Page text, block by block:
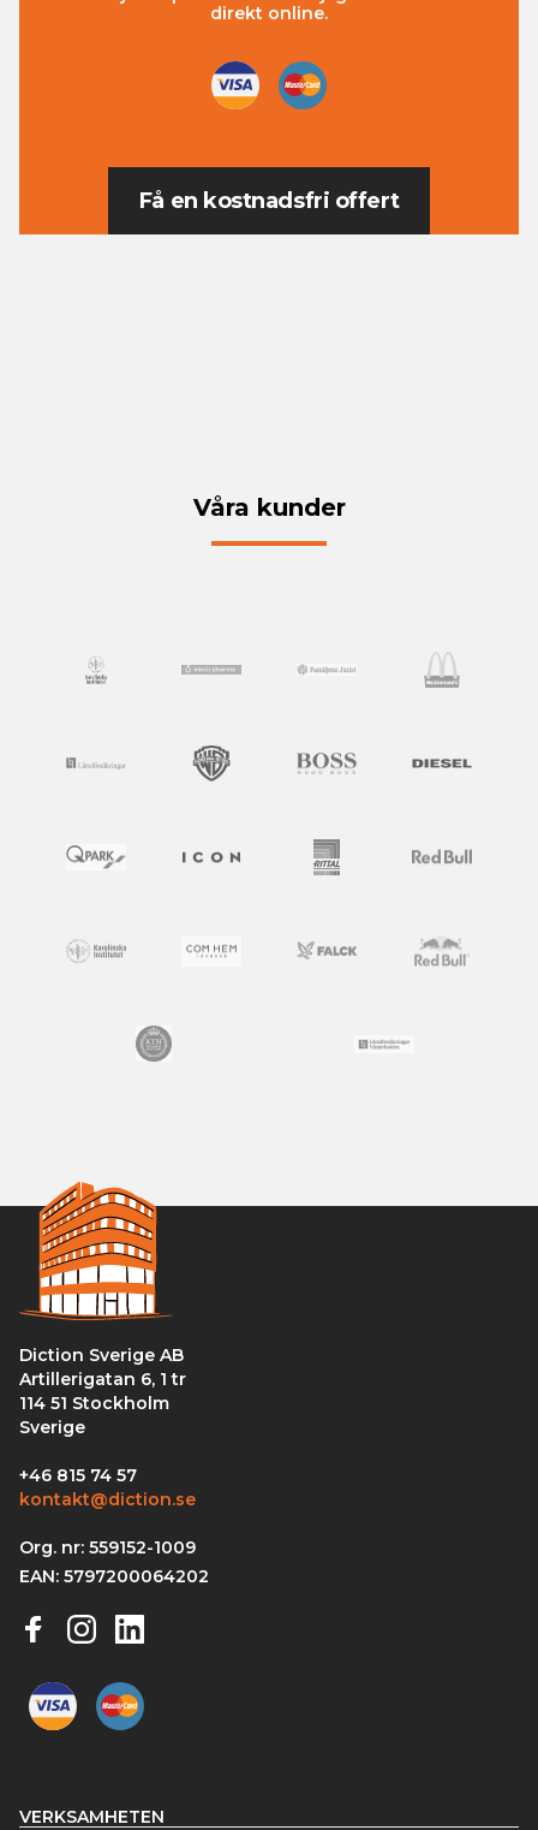
direkt online.
Få en kostnadsfri offert
Våra kunder
Diction Sverige AB
Artillerigatan 6, 1 tr
114 51 Stockholm
Sverige
+46 815 74 57
kontakt@diction.se
Org. nr: 559152-1009
EAN: 5797200064202
VERKSAMHETEN